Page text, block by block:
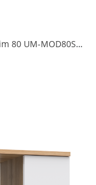
Раковина мебельная Cersanit Moduo Slim 80 UM-MOD80SL/1 белая